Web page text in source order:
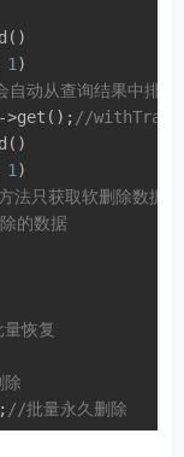
1)
动从查询结果中排
>get(); //
1)
只获取软删除数据
的数据
恢复
//批量永久删除